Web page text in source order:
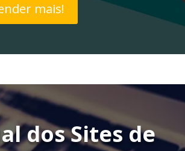
mais!
dos Sites de